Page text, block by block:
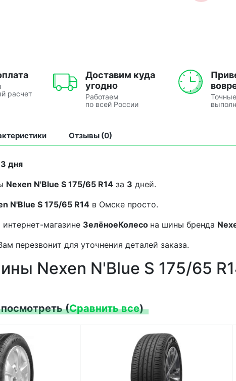
расчет
Доставим куда
угодно
Работаем
по всей России
Отзывы (0)
дня
Nexen N'Blue S 175/65 R14 за 3 дней.
N'Blue S 175/65 R14 в Омске просто.
магазине ЗелёноеКолесо на шины бренда
перезвонит для уточнения деталей заказа.
Nexen N'Blue S 175/65
(Сравнить все)